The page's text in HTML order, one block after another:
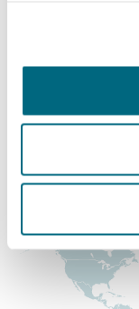
尼
泽西
兹
+44 (0) 20
+44 (0) 20